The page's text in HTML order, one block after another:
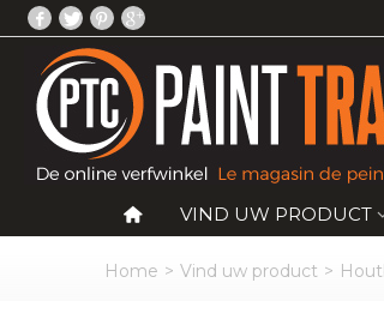
VIND UW PRODUCT
Home > Vind uw product >